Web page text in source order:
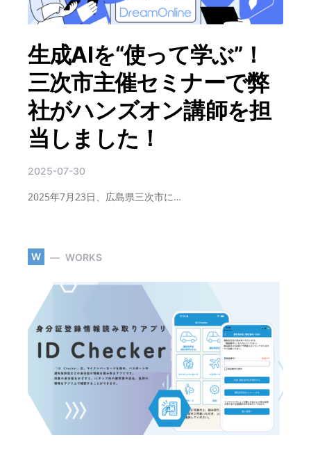
生成AIを“使って学ぶ”！
三次市主催セミナーで弊
社がハンズオン講師を担
当しました！
2025-07-30
2025年7月23日、広島県三次市に…
W WORKS